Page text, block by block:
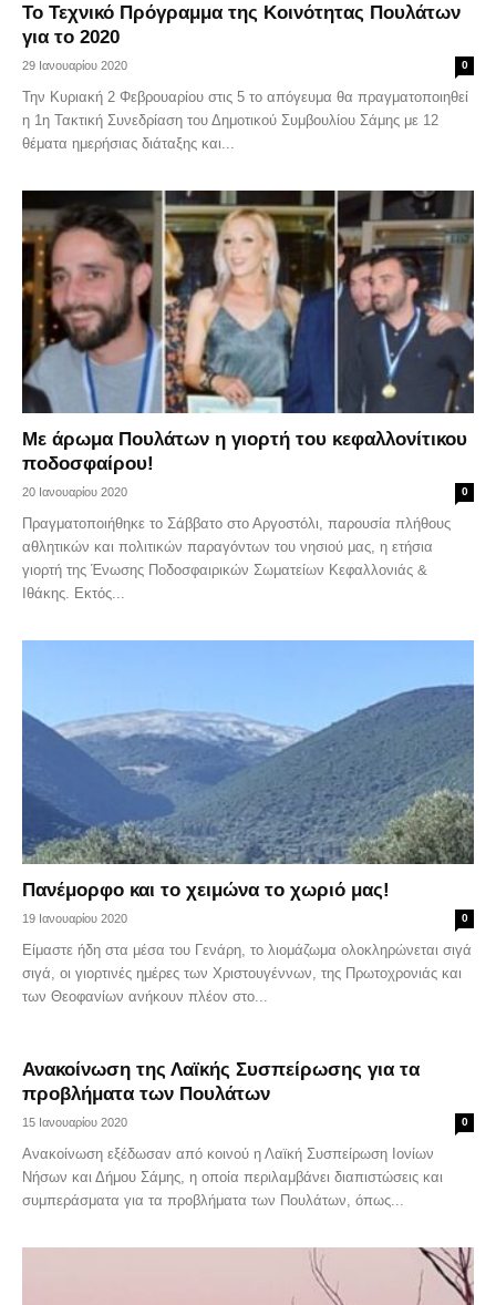
Το Τεχνικό Πρόγραμμα της Κοινότητας Πουλάτων
για το 2020
29 Ιανουαρίου 2020 0
Την Κυριακή 2 Φεβρουαρίου στις 5 το απόγευμα θα πραγματοποιηθεί
η 1η Τακτική Συνεδρίαση του Δημοτικού Συμβουλίου Σάμης με 12
θέματα ημερήσιας διάταξης και...
Με άρωμα Πουλάτων η γιορτή του κεφαλλονίτικου
ποδοσφαίρου!
20 Ιανουαρίου 2020 0
Πραγματοποιήθηκε το Σάββατο στο Αργοστόλι, παρουσία πλήθους
αθλητικών και πολιτικών παραγόντων του νησιού μας, η ετήσια
γιορτή της Ένωσης Ποδοσφαιρικών Σωματείων Κεφαλλονιάς &
Ιθάκης. Εκτός...
Πανέμορφο και το χειμώνα το χωριό μας!
19 Ιανουαρίου 2020 0
Είμαστε ήδη στα μέσα του Γενάρη, το λιομάζωμα ολοκληρώνεται σιγά
σιγά, οι γιορτινές ημέρες των Χριστουγέννων, της Πρωτοχρονιάς και
των Θεοφανίων ανήκουν πλέον στο...
Ανακοίνωση της Λαϊκής Συσπείρωσης για τα
προβλήματα των Πουλάτων
15 Ιανουαρίου 2020 0
Ανακοίνωση εξέδωσαν από κοινού η Λαϊκή Συσπείρωση Ιονίων
Νήσων και Δήμου Σάμης, η οποία περιλαμβάνει διαπιστώσεις και
συμπεράσματα για τα προβλήματα των Πουλάτων, όπως...